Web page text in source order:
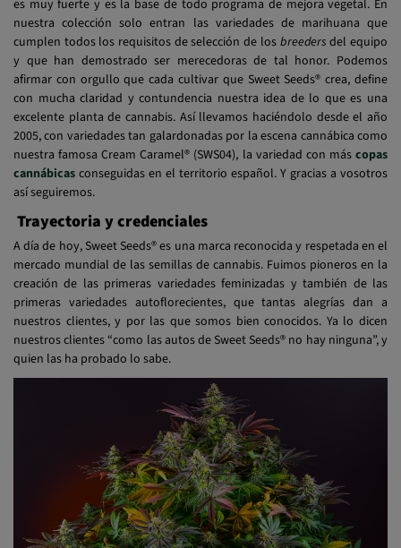
es muy fuerte y es la base de todo programa de mejora vegetal. En
nuestra colección solo entran las variedades de marihuana que
cumplen todos los requisitos de selección de los breeders del equipo
y que han demostrado ser merecedoras de tal honor. Podemos
afirmar con orgullo que cada cultivar que Sweet Seeds® crea, define
con mucha claridad y contundencia nuestra idea de lo que es una
excelente planta de cannabis. Así llevamos haciéndolo desde el año
2005, con variedades tan galardonadas por la escena cannábica como
nuestra famosa Cream Caramel® (SWS04), la variedad con más copas
cannábicas conseguidas en el territorio español. Y gracias a vosotros
así seguiremos.
Trayectoria y credenciales
A día de hoy, Sweet Seeds® es una marca reconocida y respetada en el
mercado mundial de las semillas de cannabis. Fuimos pioneros en la
creación de las primeras variedades feminizadas y también de las
primeras variedades autoflorecientes, que tantas alegrías dan a
nuestros clientes, y por las que somos bien conocidos. Ya lo dicen
nuestros clientes “como las autos de Sweet Seeds® no hay ninguna”, y
quien las ha probado lo sabe.